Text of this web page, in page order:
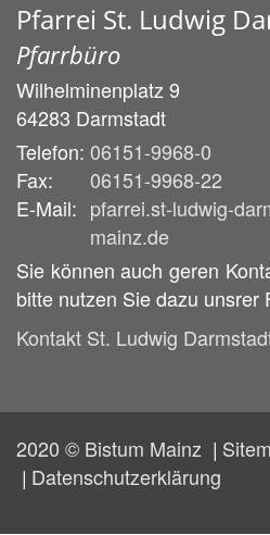
Pfarrei St. Ludwig
Pfarrbüro
Wilhelminenplatz 9
64283 Darmstadt
Telefon: 06151-9968-0
Fax:
06151-9968-22
E-Mail: pfarrei.st-ludwig-
mainz.de
Sie können auch geren
bitte nutzen Sie dazu unsrer
Kontakt St. Ludwig
2020 © Bistum Mainz
Datenschutzerklärung